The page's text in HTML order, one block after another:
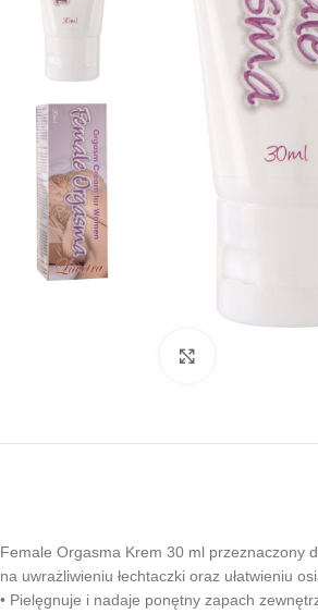
Female Orgasma Krem 30 ml przeznaczony
na uwrażliwieniu łechtaczki oraz ułatwieniu
• Pielęgnuje i nadaje ponętny zapach